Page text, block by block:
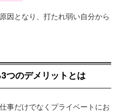
因となり、打たれ弱い自分から
つのデメリットとは
事だけでなくプライベートにお